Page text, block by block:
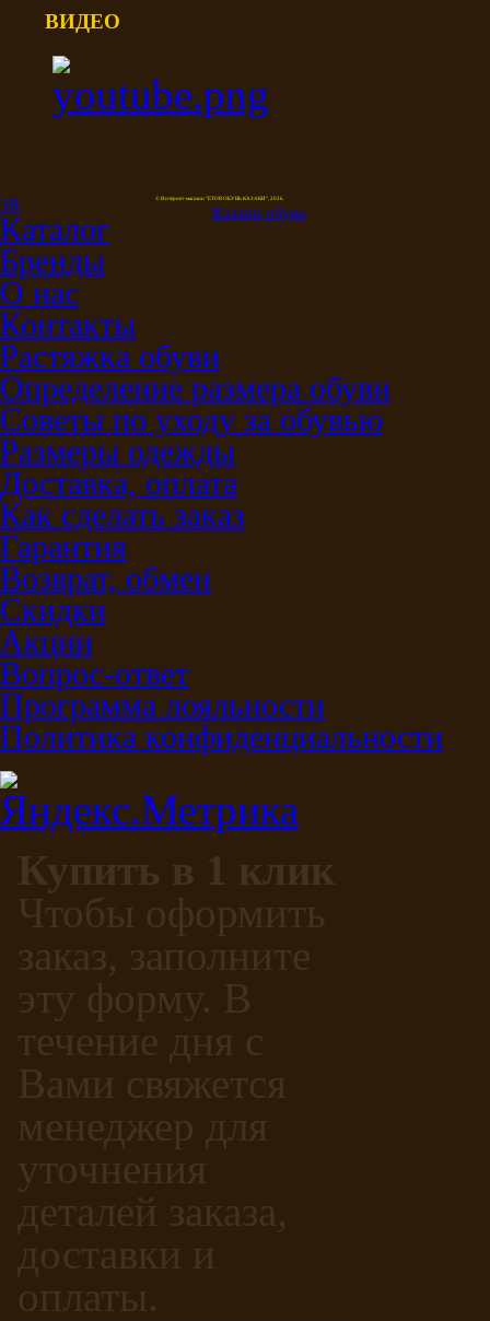
ВИДЕО
© Интернет-магазин "ETOR ОБУВЬ КАЗАКИ", 2026.
Казаки обувь
Каталог
Бренды
О нас
Контакты
Растяжка обуви
Определение размера обуви
Советы по уходу за обувью
Размеры одежды
Доставка, оплата
Как сделать заказ
Гарантия
Возврат, обмен
Скидки
Акции
Вопрос-ответ
Программа лояльности
Политика конфиденциальности
Купить в 1 клик
Чтобы оформить
заказ, заполните
эту форму. В
течение дня с
Вами свяжется
менеджер для
уточнения
деталей заказа,
доставки и
оплаты.